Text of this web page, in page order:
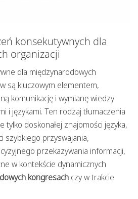
konsekutywnych dla
organizacji
dla międzynarodowych
są kluczowym elementem,
komunikację i wymianę wiedzy
i językami. Ten rodzaj tłumaczenia
tylko doskonałej znajomości języka,
szybkiego przyswajania,
przekazywania informacji,
w kontekście dynamicznych
kongresach czy w trakcie